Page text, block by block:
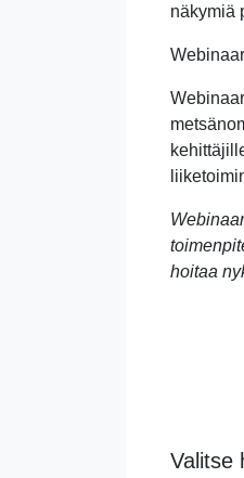
näkymiä
hoitaa
Valitse